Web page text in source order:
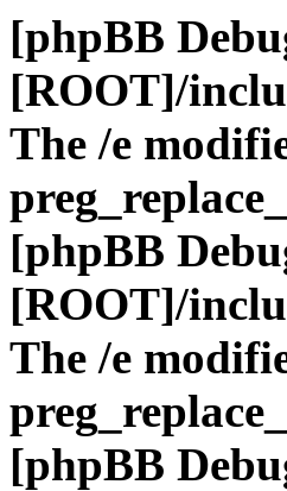
[phpBB
[ROOT]/
The /e
[phpBB
[ROOT]/
The /e
[phpBB